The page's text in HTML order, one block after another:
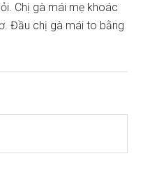
Chị gà mái mẹ khoác
Đầu chị gà mái to bằng